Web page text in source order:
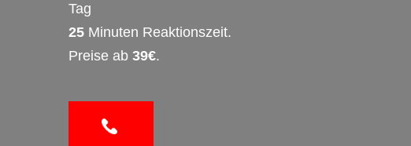
Tag
25 Minuten Reaktionszeit.
Preise ab 39€.